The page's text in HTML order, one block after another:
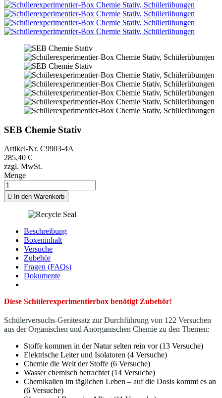
SEB Chemie Stativ
Artikel-Nr. C9903-4A
285,40 €
zzgl. MwSt.
Menge
 In den Warenkorb
Beschreibung
Boxeninhalt
Versuche
Zubehör
Fragen (FAQs)
Dokumente
Diese Schülerexperimentierbox benötigt Zubehör!
Schülerversuchs-Gerätesatz zur Durchführung von 122 Versuchen
aus der Organischen und Anorganischen Chemie zu den Themen:
Stoffe kommen in der Natur selten rein vor (13 Versuche)
Elektrische Leiter und Isolatoren (4 Versuche)
Chemie die Welt der Stoffe (6 Versuche)
Wasser chemisch betrachtet (14 Versuche)
Chemikalien im täglichen Leben – auf die Dosis kommt es an
(6 Versuche)